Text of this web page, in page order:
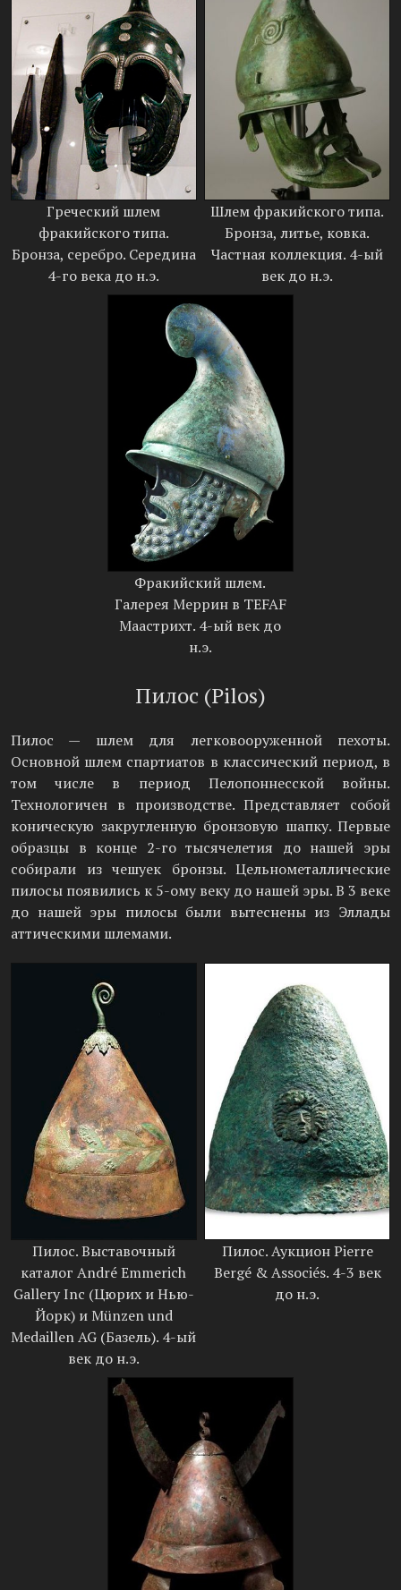
Греческий шлем
фракийского типа.
Бронза, серебро. Середина
4-го века до н.э.
Шлем фракийского типа.
Бронза, литье, ковка.
Частная коллекция. 4-ый
век до н.э.
Фракийский шлем.
Галерея Меррин в TEFAF
Маастрихт. 4-ый век до
н.э.
Пилос (Pilos)
Пилос — шлем для легковооруженной пехоты.
Основной шлем спартиатов в классический период, в
том числе в период Пелопоннесской войны.
Технологичен в производстве. Представляет собой
коническую закругленную бронзовую шапку. Первые
образцы в конце 2-го тысячелетия до нашей эры
собирали из чешуек бронзы. Цельнометаллические
пилосы появились к 5-ому веку до нашей эры. В 3 веке
до нашей эры пилосы были вытеснены из Эллады
аттическими шлемами.
Пилос. Выставочный
каталог André Emmerich
Gallery Inc (Цюрих и Нью-
Йорк) и Münzen und
Medaillen AG (Базель). 4-ый
век до н.э.
Пилос. Аукцион Pierre
Bergé & Associés. 4-3 век
до н.э.